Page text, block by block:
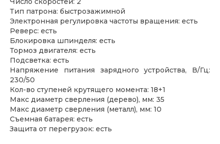
Тип патрона: быстрозажимной
Электронная регулировка частоты вращения: есть
Реверс: есть
Блокировка шпинделя: есть
Тормоз двигателя: есть
Подсветка: есть
Напряжение питания зарядного устройства, В/Гц:
230/50
Кол-во ступеней крутящего момента: 18+1
Макс диаметр сверления (дерево), мм: 35
Макс диаметр сверления (металл), мм: 10
Съемная батарея: есть
Защита от перегрузок: есть